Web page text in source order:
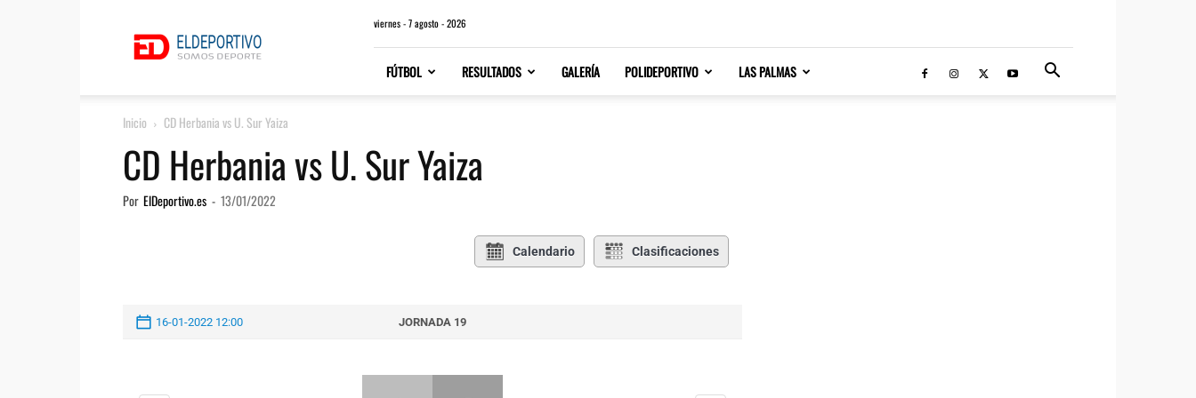
viernes - 7 agosto - 2026
FÚTBOL RESULTADOS GALERÍA POLIDEPORTIVO LAS PALMAS
Inicio CD Herbania vs U. Sur Yaiza
CD Herbania vs U. Sur Yaiza
Por ElDeportivo.es - 13/01/2022
Calendario Clasificaciones
16-01-2022 12:00 JORNADA 19